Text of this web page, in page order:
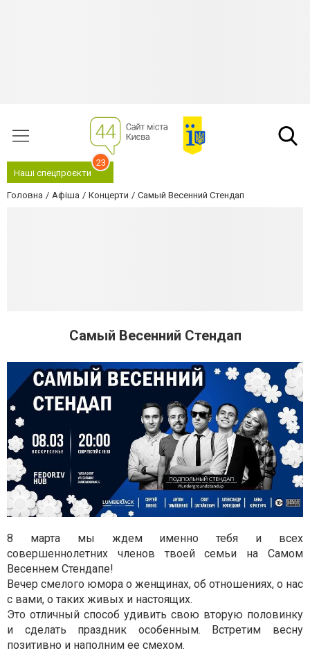
Наші спецпроєкти
23
Головна Афіша Концерти Самый Весенний Стендап
Самый Весенний Стендап
8 марта мы ждем именно тебя и всех
совершеннолетних членов твоей семьи на Самом
Весеннем Стендапе!
Вечер смелого юмора о женщинах, об отношениях, о нас
с вами, о таких живых и настоящих.
Это отличный способ удивить свою вторую половинку
и сделать праздник особенным. Встретим весну
позитивно и наполним ее смехом.